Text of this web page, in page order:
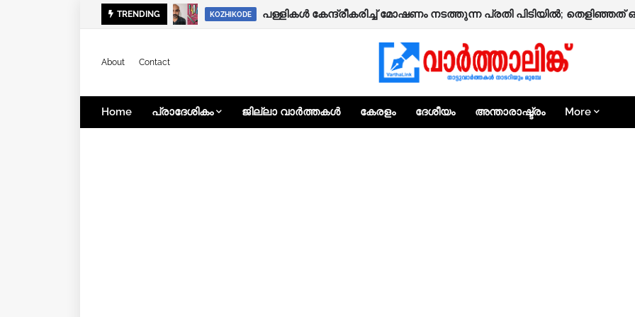
TRENDING KOZHIKODE പള്ളികൾ കേന്ദ്രീകരിച്ച് മോഷണം നടത്തുന്ന പ്രതി പിടിയിൽ; തെളിഞ്ഞത്
KOZHIKODE കനത്ത മഴ: നാദാപുരത്ത് നിർമ്മാണത്തിലിരിക്കുന്ന രണ്ടുനില വീട്
About Contact
Home പ്രാദേശികം ജില്ലാ വാർത്തകൾ കേരളം ദേശീയം അന്താരാഷ്ട്രം More